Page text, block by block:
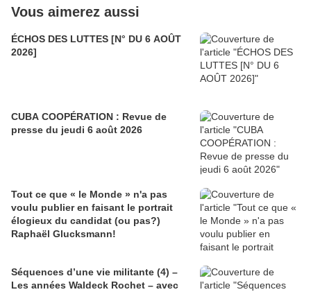
Vous aimerez aussi
ÉCHOS DES LUTTES [N° DU 6 AOÛT
2026]
CUBA COOPÉRATION : Revue de
presse du jeudi 6 août 2026
Tout ce que « le Monde » n'a pas
voulu publier en faisant le portrait
élogieux du candidat (ou pas?)
Raphaël Glucksmann!
Séquences d’une vie militante (4) –
Les années Waldeck Rochet – avec